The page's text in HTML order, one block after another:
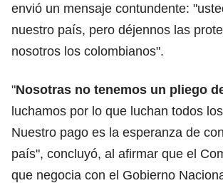
envió un mensaje contundente:
nuestro país, pero déjennos las
nosotros los colombianos".
"Nosotras no tenemos un pliego
luchamos por lo que luchan todos
Nuestro pago es la esperanza de
país", concluyó, al afirmar que el
que negocia con el Gobierno